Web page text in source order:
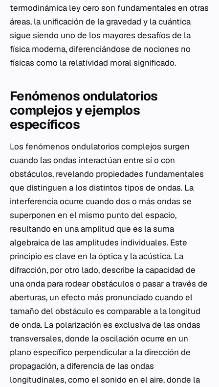
termodinámica ley cero son fundamentales en otras
áreas, la unificación de la gravedad y la cuántica
sigue siendo uno de los mayores desafíos de la
física moderna, diferenciándose de nociones no
físicas como la relatividad moral significado.
Fenómenos ondulatorios
complejos y ejemplos
específicos
Los fenómenos ondulatorios complejos surgen
cuando las ondas interactúan entre sí o con
obstáculos, revelando propiedades fundamentales
que distinguen a los distintos tipos de ondas. La
interferencia ocurre cuando dos o más ondas se
superponen en el mismo punto del espacio,
resultando en una amplitud que es la suma
algebraica de las amplitudes individuales. Este
principio es clave en la óptica y la acústica. La
difracción, por otro lado, describe la capacidad de
una onda para rodear obstáculos o pasar a través de
aberturas, un efecto más pronunciado cuando el
tamaño del obstáculo es comparable a la longitud
de onda. La polarización es exclusiva de las ondas
transversales, donde la oscilación ocurre en un
plano específico perpendicular a la dirección de
propagación, a diferencia de las ondas
longitudinales, como el sonido en el aire, donde la